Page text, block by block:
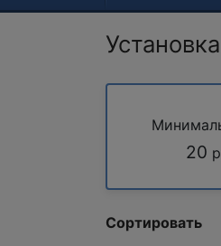
20
Сортировать